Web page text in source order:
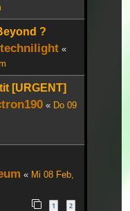
?
«
[URGENT]
« Do 09
« Mi 08 Feb,
1 2